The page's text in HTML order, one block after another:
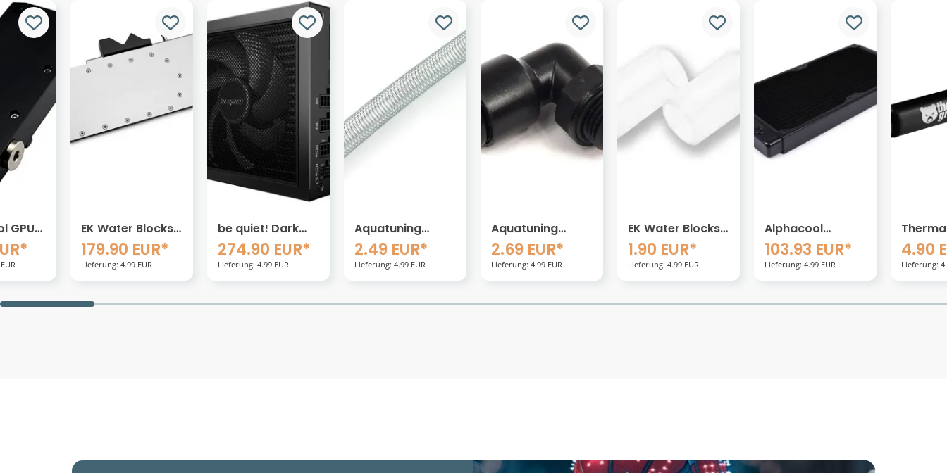
WB
-
EUR
be quiet! Dark
Power 14 1000W
274.90 EUR*
Lieferung: 4.99 EUR
Aquatuning
Phobya
Knickschutzfeder
einzeln 19,1mm
(200mm Lang)
2.49 EUR*
Lieferung: 4.99 EUR
Aquatuning
10mm G1/4
Steckanschluss
90&deg; drehbar
schwarz
2.69 EUR*
Lieferung: 4.99 EUR
EK Water Blocks
EK-HD Tube
10/12mm 2-Slot
(2 St&uuml;ck)
1.90 EUR*
Lieferung: 4.99 EUR
Alphacool
NexXxoS HPE-30
Full Copper
280mm Radiator
103.93 EUR*
Lieferung: 4.99 EUR
Thermal Grizzly
Aeronaut
W&auml;rmeleitpaste
- 1g
4.90 EUR*
Lieferung: 4.99 EUR
12/
- 4er
14.83